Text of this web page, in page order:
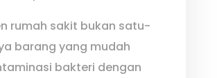
rumah sakit bukan satu-
barang yang mudah
bakteri dengan